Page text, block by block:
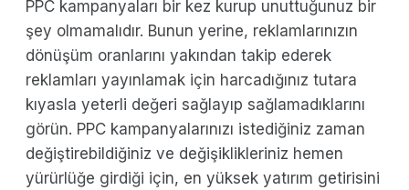
PPC kampanyaları bir kez kurup unuttuğunuz bir
şey olmamalıdır. Bunun yerine, reklamlarınızın
dönüşüm oranlarını yakından takip ederek
reklamları yayınlamak için harcadığınız tutara
kıyasla yeterli değeri sağlayıp sağlamadıklarını
görün. PPC kampanyalarınızı istediğiniz zaman
değiştirebildiğiniz ve değişiklikleriniz hemen
yürürlüğe girdiği için, en yüksek yatırım getirisini